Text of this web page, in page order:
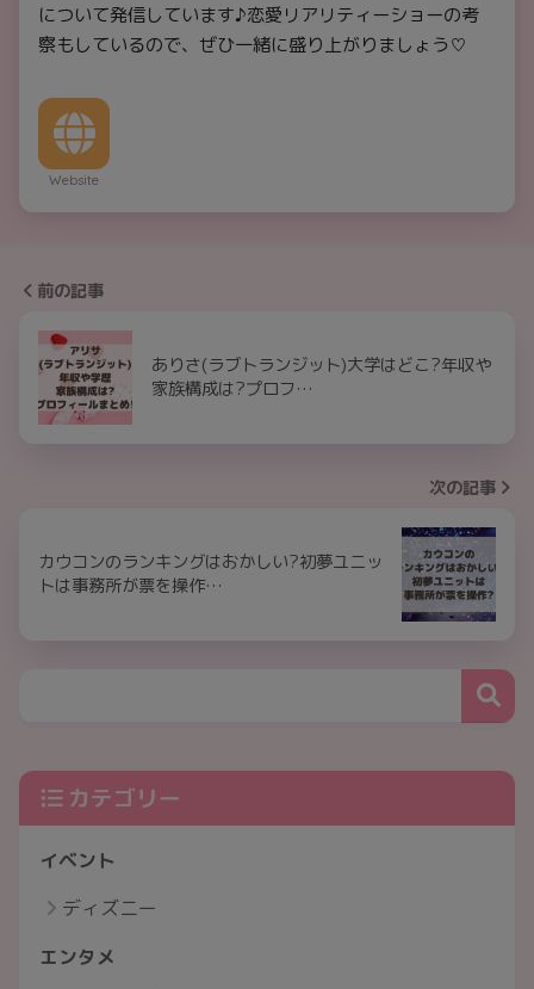
について発信しています♪恋愛リアリティーショーの考
察もしているので、ぜひ一緒に盛り上がりましょう♡
Website
前の記事
ありさ(ラブトランジット)大学はどこ?年収や
家族構成は?プロフ…
次の記事
カウコンのランキングはおかしい?初夢ユニッ
トは事務所が票を操作…
カテゴリー
イベント
ディズニー
エンタメ